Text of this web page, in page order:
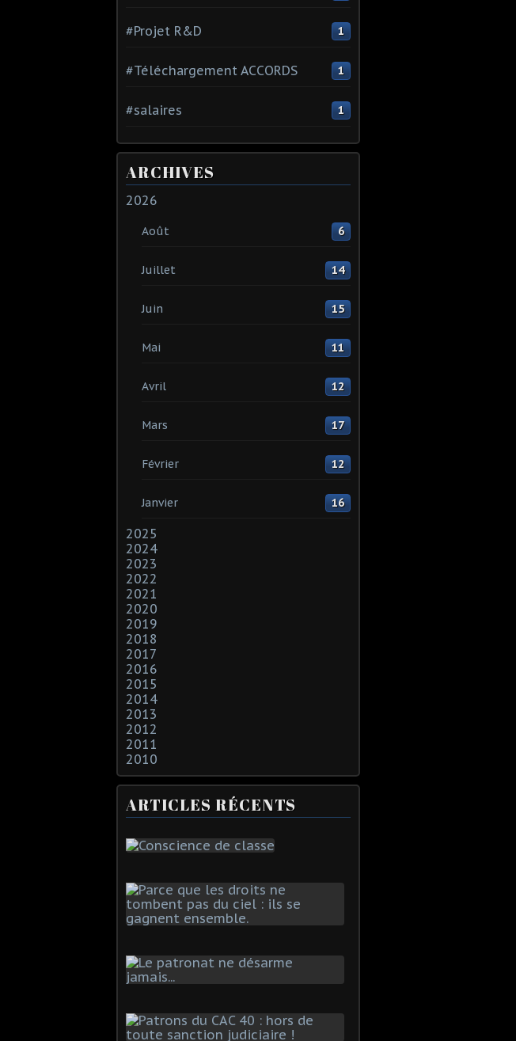
#Projet R&D 1
#Téléchargement ACCORDS 1
#salaires 1
ARCHIVES
2026
Août 6
Juillet 14
Juin 15
Mai 11
Avril 12
Mars 17
Février 12
Janvier 16
2025
2024
2023
2022
2021
2020
2019
2018
2017
2016
2015
2014
2013
2012
2011
2010
ARTICLES RÉCENTS